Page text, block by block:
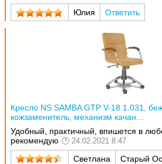
Юлия Ответить
Кресло NS SAMBA GTP V-18 1.031,
кожзаменитель, механизм качан...
Удобный, практичный, впишется в
рекомендую
24.02.2021 8:47
Светлана Старый